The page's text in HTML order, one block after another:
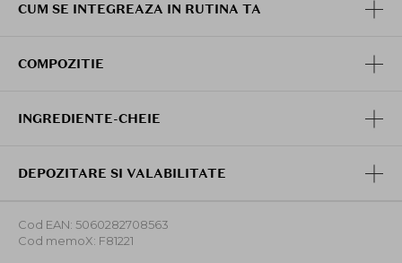
CUM SE INTEGREAZA IN RUTINA TA
COMPOZITIE
INGREDIENTE-CHEIE
DEPOZITARE SI VALABILITATE
Cod EAN: 5060282708563
Cod memoX: F81221